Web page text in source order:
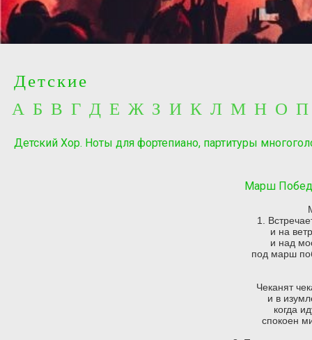
А Б В Г Д Е Ж З И К Л М Н О
Детские
Детский Хор. Ноты для фортепиано, партитуры
Марш
1.
и на
и над
под марш
Чеканят
и в
когда
спокоен